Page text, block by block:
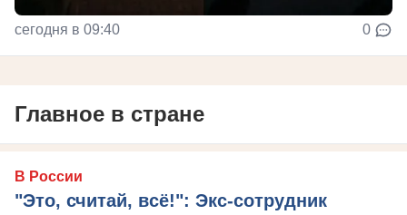
сегодня в 09:40 0
Главное в стране
В России
"Это, считай, всё!": Экс-сотрудник